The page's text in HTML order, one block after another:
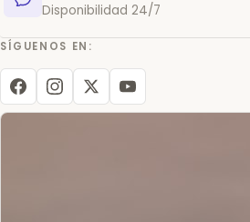
Disponibilidad 24/7
SÍGUENOS EN: